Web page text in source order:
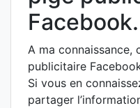
Facebook.
A ma connaissance,
publicitaire
Si vous en
partager